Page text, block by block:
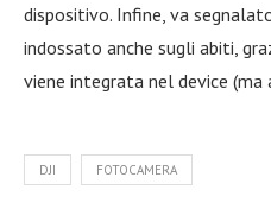
dispositivo. Infine, va
indossato anche sugli abiti,
viene integrata nel device (ma
DJI FOTOCAMERA